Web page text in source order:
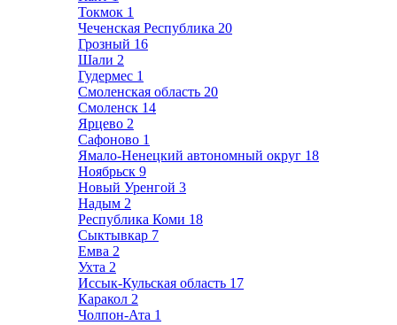
Токмок 1
Чеченская Республика 20
Грозный 16
Шали 2
Гудермес 1
Смоленская область 20
Смоленск 14
Ярцево 2
Сафоново 1
Ямало-Ненецкий автономный округ 18
Ноябрьск 9
Новый Уренгой 3
Надым 2
Республика Коми 18
Сыктывкар 7
Емва 2
Ухта 2
Иссык-Кульская область 17
Каракол 2
Чолпон-Ата 1